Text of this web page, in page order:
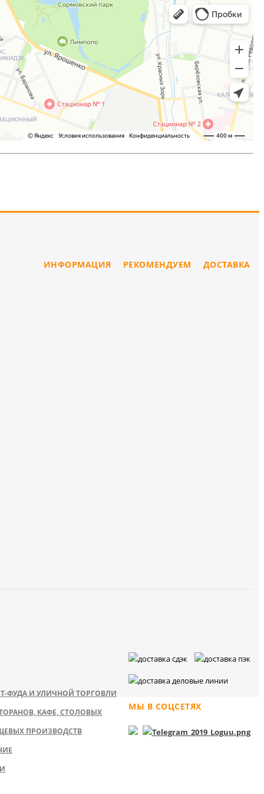
ДОСТАВКА
РЕКОМЕНДУЕМ
ИНФОРМАЦИЯ
МЫ В СОЦСЕТЯХ
ФУДА И УЛИЧНОЙ ТОРГОВЛИ
КАФЕ, СТОЛОВЫХ
ПРОИЗВОДСТВ